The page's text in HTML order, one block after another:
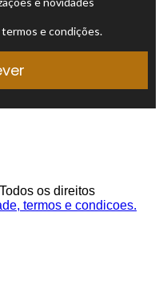
os direitos
termos e condicoes.